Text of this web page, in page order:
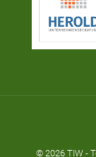
© 2026 TIW -